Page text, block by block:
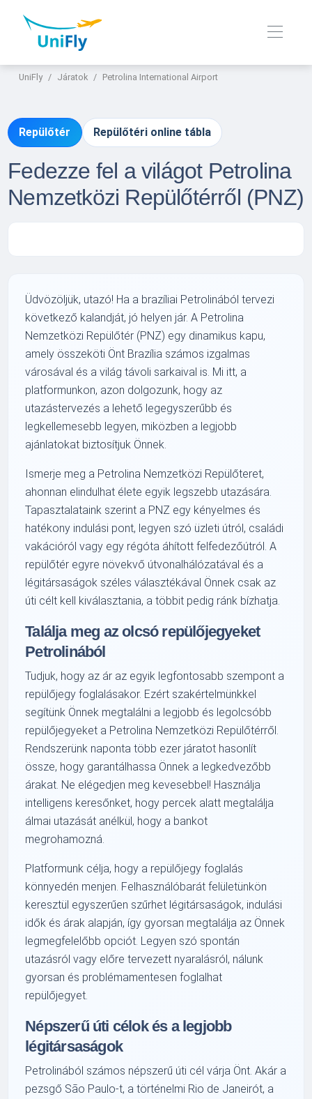
UniFly Járatok Petrolina International Airport
Repülőtér Repülőtéri online tábla
Fedezze fel a világot Petrolina
Nemzetközi Repülőtérről (PNZ)
Üdvözöljük, utazó! Ha a brazíliai Petrolinából tervezi
következő kalandját, jó helyen jár. A Petrolina
Nemzetközi Repülőtér (PNZ) egy dinamikus kapu,
amely összeköti Önt Brazília számos izgalmas
városával és a világ távoli sarkaival is. Mi itt, a
platformunkon, azon dolgozunk, hogy az
utazástervezés a lehető legegyszerűbb és
legkellemesebb legyen, miközben a legjobb
ajánlatokat biztosítjuk Önnek.
Ismerje meg a Petrolina Nemzetközi Repülőteret,
ahonnan elindulhat élete egyik legszebb utazására.
Tapasztalataink szerint a PNZ egy kényelmes és
hatékony indulási pont, legyen szó üzleti útról, családi
vakációról vagy egy régóta áhított felfedezőútról. A
repülőtér egyre növekvő útvonalhálózatával és a
légitársaságok széles választékával Önnek csak az
úti célt kell kiválasztania, a többit pedig ránk bízhatja.
Találja meg az olcsó repülőjegyeket
Petrolinából
Tudjuk, hogy az ár az egyik legfontosabb szempont a
repülőjegy foglalásakor. Ezért szakértelmünkkel
segítünk Önnek megtalálni a legjobb és legolcsóbb
repülőjegyeket a Petrolina Nemzetközi Repülőtérről.
Rendszerünk naponta több ezer járatot hasonlít
össze, hogy garantálhassa Önnek a legkedvezőbb
árakat. Ne elégedjen meg kevesebbel! Használja
intelligens keresőnket, hogy percek alatt megtalálja
álmai utazását anélkül, hogy a bankot
megrohamozná.
Platformunk célja, hogy a repülőjegy foglalás
könnyedén menjen. Felhasználóbarát felületünkön
keresztül egyszerűen szűrhet légitársaságok, indulási
idők és árak alapján, így gyorsan megtalálja az Önnek
legmegfelelőbb opciót. Legyen szó spontán
utazásról vagy előre tervezett nyaralásról, nálunk
gyorsan és problémamentesen foglalhat
repülőjegyet.
Népszerű úti célok és a legjobb
légitársaságok
Petrolinából számos népszerű úti cél várja Önt. Akár a
pezsgő São Paulo-t, a történelmi Rio de Janeirót, a